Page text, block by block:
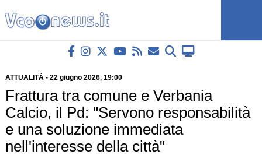
ATTUALITÀ- 22 giugno 2026, 19:00
Frattura tra comune e Verbania
Calcio, il Pd: "Servono responsabilità
e una soluzione immediata
nell'interesse della città"